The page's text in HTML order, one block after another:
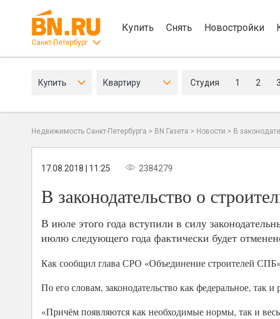
Санкт-Петербург
Купить Снять Новостройки
Купить Квартиру Студия 1 2 3
Недвижимость Санкт-Петербурга > BN Газета > Новости > В
17.08.2018 | 11:25 2384279
В законодательство о
В июле этого года вступили в силу
июлю следующего года фактически будет
Как сообщил глава СРО «Объединение строителей
По его словам, законодательство как федеральное, так
«Причём появляются как необходимые нормы, так и